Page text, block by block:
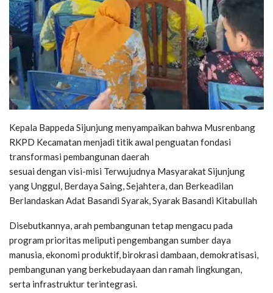
Kepala Bappeda Sijunjung menyampaikan bahwa Musrenbang
RKPD Kecamatan menjadi titik awal penguatan fondasi
transformasi pembangunan daerah
sesuai dengan visi-misi Terwujudnya Masyarakat Sijunjung
yang Unggul, Berdaya Saing, Sejahtera, dan Berkeadilan
Berlandaskan Adat Basandi Syarak, Syarak Basandi Kitabullah
Disebutkannya, arah pembangunan tetap mengacu pada
program prioritas meliputi pengembangan sumber daya
manusia, ekonomi produktif, birokrasi dambaan, demokratisasi,
pembangunan yang berkebudayaan dan ramah lingkungan,
serta infrastruktur terintegrasi.